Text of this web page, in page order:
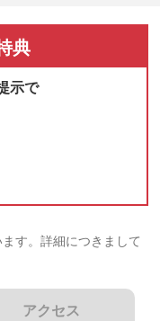
典
示で
す。詳細につきまして
アクセス